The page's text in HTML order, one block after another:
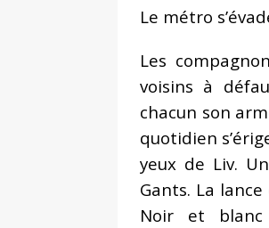
Le métro
Les
voisins à
chacun son
quotidien
yeux de Liv.
Gants. La
Noir et blanc